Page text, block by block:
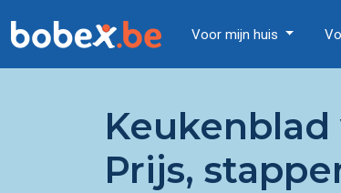
Voor mijn huis
Prijs,